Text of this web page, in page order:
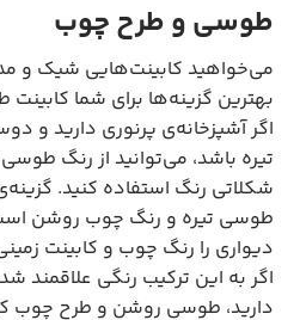
طوسی و طرح چوب
می‌خواهید کابینت‌هایی شیک و
بهترین گزینه‌ها برای شما
اگر آشپزخانه‌ی پرنوری دارید و
تیره باشد، می‌توانید از رنگ
شکلاتی رنگ استفاده کنید.
طوسی تیره و رنگ چوب روشن
دیواری را رنگ چوب و کابینت
اگر به این ترکیب رنگی علاقمند
دارید، طوسی روشن و طرح چوب